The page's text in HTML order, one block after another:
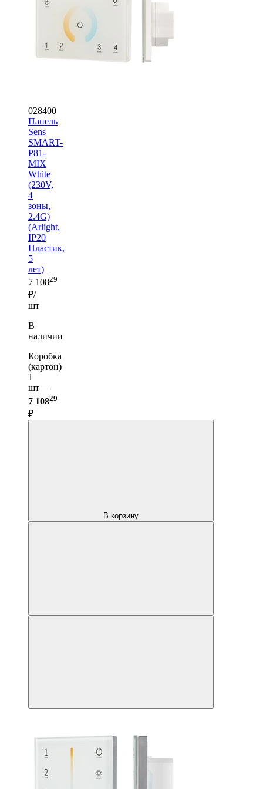
028400
Панель
Sens
SMART-
P81-
MIX
White
(230V,
4
зоны,
2.4G)
(Arlight,
IP20
Пластик,
5
лет)
7 10829
₽/
шт
В
наличии
Коробка
(картон)
1
шт —
7 10829
₽
В корзину